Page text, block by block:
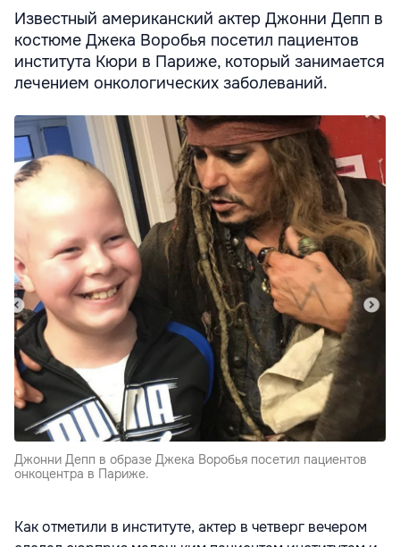
Известный американский актер Джонни Депп в
костюме Джека Воробья посетил пациентов
института Кюри в Париже, который занимается
лечением онкологических заболеваний.
Джонни Депп в образе Джека Воробья посетил пациентов
онкоцентра в Париже.
Как отметили в институте, актер в четверг вечером